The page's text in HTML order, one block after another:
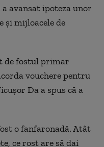
avansat ipoteza unor
și mijloacele de
de fostul primar
vouchere pentru
Da a spus că a
o fanfaronadă. Atât
ce rost are să dai